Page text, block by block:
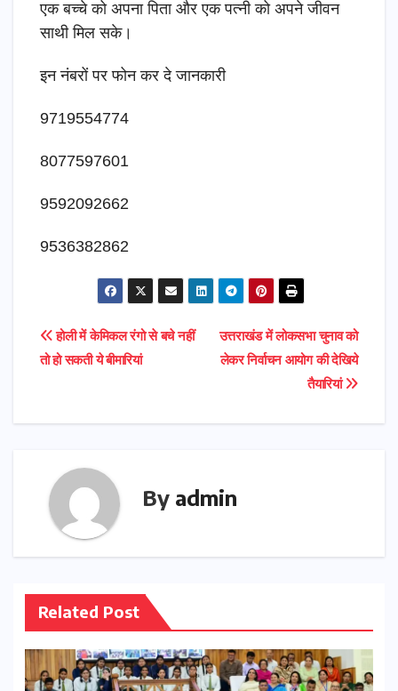
एक बच्चे को अपना पिता और एक पत्नी को अपने जीवन
साथी मिल सके।
इन नंबरों पर फोन कर दे जानकारी
9719554774
8077597601
9592092662
9536382862
Post
navigation
उत्तराखंड में लोकसभा चुनाव को
लेकर निर्वाचन आयोग की देखिये
तैयारियां
होली में केमिकल रंगो से बचे नहीं
तो हो सकती ये बीमारियां
By admin
Related Post